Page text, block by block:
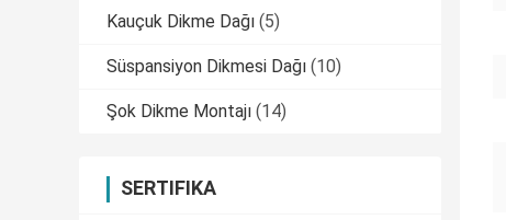
Kauçuk Dikme Dağı (5)
Süspansiyon Dikmesi Dağı (10)
Şok Dikme Montajı (14)
SERTIFIKA